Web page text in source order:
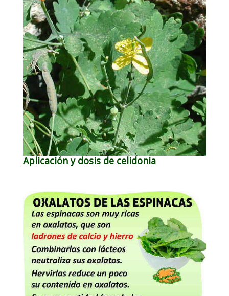
Aplicación y dosis de celidonia